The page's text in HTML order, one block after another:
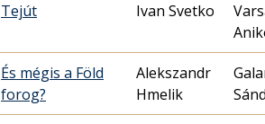
Tejút Ivan Svetko
És mégis a Föld
forog?
Alekszandr
Hmelik